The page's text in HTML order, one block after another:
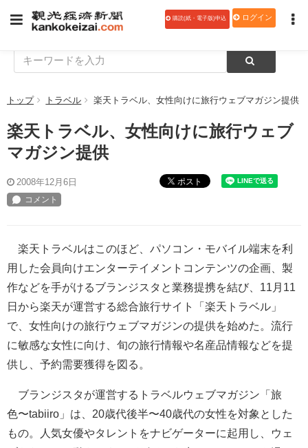
購読(紙・電子版)申込 ログイン
トップ トラベル 楽天トラベル、女性向けに旅行ウェブマガジン提供
楽天トラベル、女性向けに旅行ウェブ
マガジン提供
2008年12月6日 ポスト
楽天トラベルはこのほど、パソコン・モバイル端末を利
用した会員向けエンターテイメントコンテンツの企画、製
作などを手がけるブランジスタと業務提携を結び、11月11
日から楽天が運営する総合旅行サイト「楽天トラベル」
で、女性向けの旅行ウェブマガジンの提供を始めた。流行
に敏感な女性に向け、旬の旅行情報や名産品情報などを提
供し、予約需要獲得を図る。
ブランジスタが運営するトラベルウェブマガジン「旅
色〜tabiiro」は、20歳代後半〜40歳代の女性を対象とした
もの。人気女優やタレントをナビゲーターに起用し、ウェ